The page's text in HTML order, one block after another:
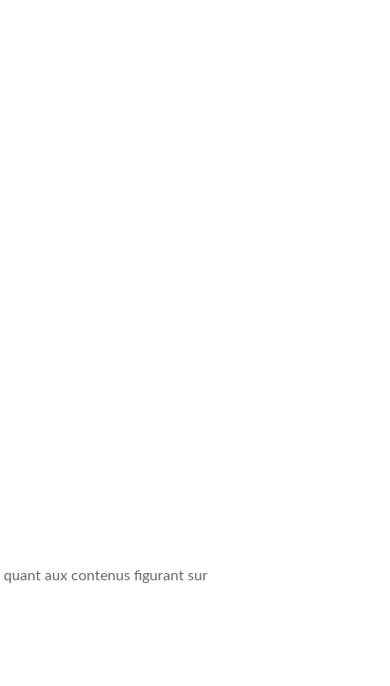
quant aux contenus figurant sur